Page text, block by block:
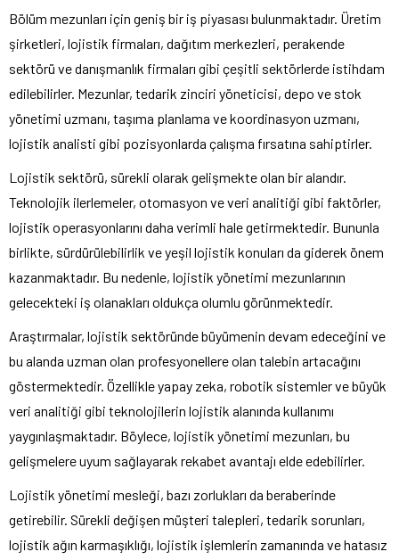
Bölüm mezunları için geniş bir iş piyasası bulunmaktadır. Üretim
şirketleri, lojistik firmaları, dağıtım merkezleri, perakende
sektörü ve danışmanlık firmaları gibi çeşitli sektörlerde istihdam
edilebilirler. Mezunlar, tedarik zinciri yöneticisi, depo ve stok
yönetimi uzmanı, taşıma planlama ve koordinasyon uzmanı,
lojistik analisti gibi pozisyonlarda çalışma fırsatına sahiptirler.
Lojistik sektörü, sürekli olarak gelişmekte olan bir alandır.
Teknolojik ilerlemeler, otomasyon ve veri analitiği gibi faktörler,
lojistik operasyonlarını daha verimli hale getirmektedir. Bununla
birlikte, sürdürülebilirlik ve yeşil lojistik konuları da giderek önem
kazanmaktadır. Bu nedenle, lojistik yönetimi mezunlarının
gelecekteki iş olanakları oldukça olumlu görünmektedir.
Araştırmalar, lojistik sektöründe büyümenin devam edeceğini ve
bu alanda uzman olan profesyonellere olan talebin artacağını
göstermektedir. Özellikle yapay zeka, robotik sistemler ve büyük
veri analitiği gibi teknolojilerin lojistik alanında kullanımı
yaygınlaşmaktadır. Böylece, lojistik yönetimi mezunları, bu
gelişmelere uyum sağlayarak rekabet avantajı elde edebilirler.
Lojistik yönetimi mesleği, bazı zorlukları da beraberinde
getirebilir. Sürekli değişen müşteri talepleri, tedarik sorunları,
lojistik ağın karmaşıklığı, lojistik işlemlerin zamanında ve hatasız